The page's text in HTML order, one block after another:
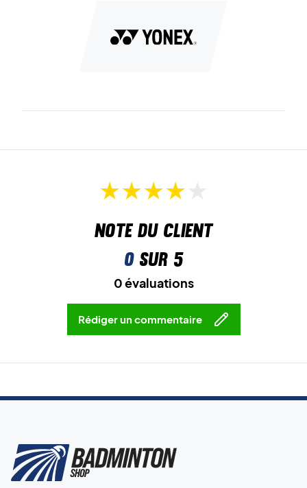
Note du client
0sur 5
0 évaluations
Rédiger un commentaire